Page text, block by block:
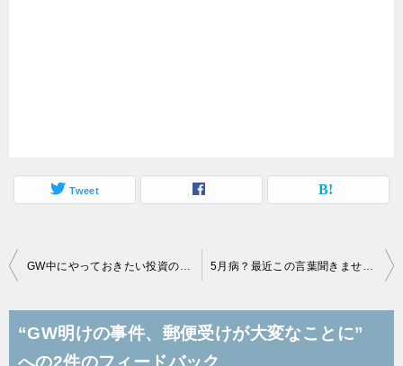
Tweet
投
GW中にやっておきたい投資のための準備 5月病？最近この言葉聞きませんね？5月病解消に。
“GW明けの事件、郵便受けが大変なことに”
への2件のフィードバック